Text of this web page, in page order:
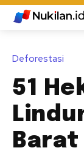
Deforestasi
51
Barat